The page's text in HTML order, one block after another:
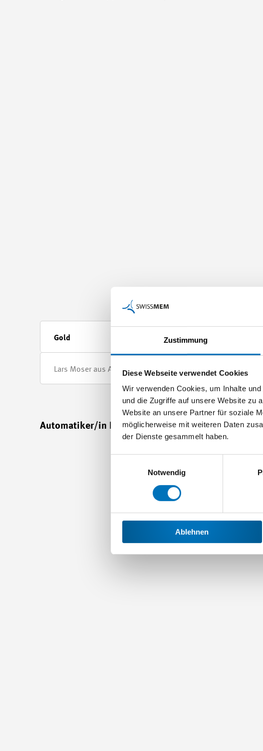
Zustimmung
Diese Webseite verwendet Cookies
Wir verwenden Cookies, um Inhalte
und die Zugriffe auf unsere Website zu
Website an unsere Partner für soziale
möglicherweise mit weiteren Daten
der Dienste gesammelt haben.
Notwendig
Ablehnen
Gold
Lars Moser aus Appenzell, Bühler AG Colin
Automatiker/in EFZ